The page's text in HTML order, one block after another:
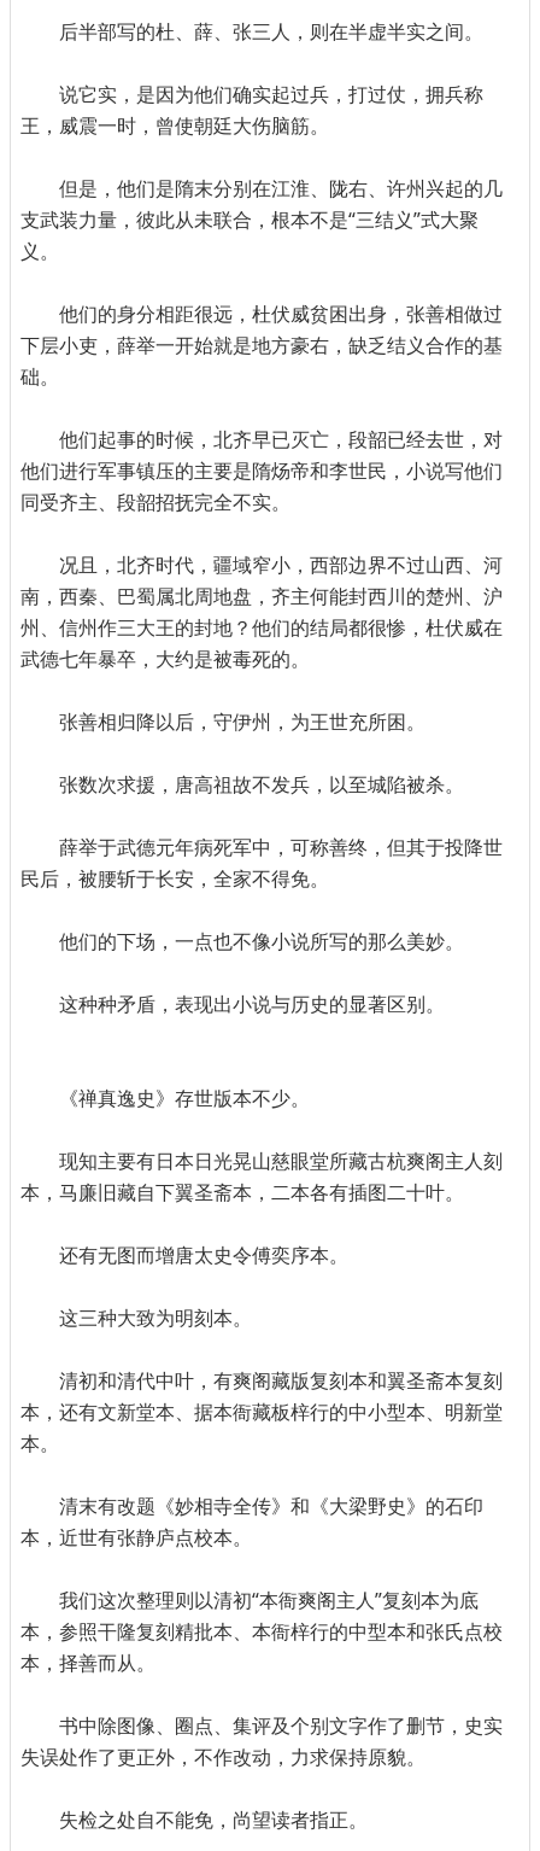
后半部写的杜、薛、张三人，则在半虚半实之间。
说它实，是因为他们确实起过兵，打过仗，拥兵称
王，威震一时，曾使朝廷大伤脑筋。
但是，他们是隋末分别在江淮、陇右、许州兴起的几
支武装力量，彼此从未联合，根本不是“三结义”式大聚
义。
他们的身分相距很远，杜伏威贫困出身，张善相做过
下层小吏，薛举一开始就是地方豪右，缺乏结义合作的基
础。
他们起事的时候，北齐早已灭亡，段韶已经去世，对
他们进行军事镇压的主要是隋炀帝和李世民，小说写他们
同受齐主、段韶招抚完全不实。
况且，北齐时代，疆域窄小，西部边界不过山西、河
南，西秦、巴蜀属北周地盘，齐主何能封西川的楚州、沪
州、信州作三大王的封地？他们的结局都很惨，杜伏威在
武德七年暴卒，大约是被毒死的。
张善相归降以后，守伊州，为王世充所困。
张数次求援，唐高祖故不发兵，以至城陷被杀。
薛举于武德元年病死军中，可称善终，但其于投降世
民后，被腰斩于长安，全家不得免。
他们的下场，一点也不像小说所写的那么美妙。
这种种矛盾，表现出小说与历史的显著区别。
《禅真逸史》存世版本不少。
现知主要有日本日光晃山慈眼堂所藏古杭爽阁主人刻
本，马廉旧藏自下翼圣斋本，二本各有插图二十叶。
还有无图而增唐太史令傅奕序本。
这三种大致为明刻本。
清初和清代中叶，有爽阁藏版复刻本和翼圣斋本复刻
本，还有文新堂本、据本衙藏板梓行的中小型本、明新堂
本。
清末有改题《妙相寺全传》和《大梁野史》的石印
本，近世有张静庐点校本。
我们这次整理则以清初“本衙爽阁主人”复刻本为底
本，参照干隆复刻精批本、本衙梓行的中型本和张氏点校
本，择善而从。
书中除图像、圈点、集评及个别文字作了删节，史实
失误处作了更正外，不作改动，力求保持原貌。
失检之处自不能免，尚望读者指正。